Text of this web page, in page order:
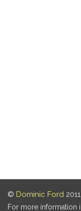
© Dominic Ford
For more information